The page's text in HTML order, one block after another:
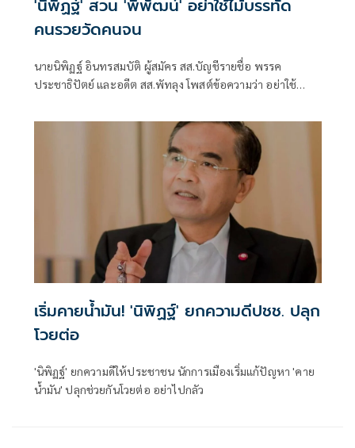
'นิพิฏฐ์' สวน 'พิพัฒน์' อย่าใช้ไม้บรรทัด
คนรวยวัดคนจน
นายนิพิฏฐ์ อินทรสมบัติ ผู้สมัคร สส.บัญชีรายชื่อ พรรค
ประชาธิปัตย์ และอดีต สส.พัทลุง โพสต์ข้อความว่า อย่าใช้
เริ่มคายน้ำมัน! 'นิพิฏฐ์' ยกความดีปชช. ปลุก
โวยต่อ
'นิพิฏฐ์' ยกความดีให้ประชาชน นักการเมืองเริ่มแก้ปัญหา 'คาย
น้ำมัน' ปลุกช่วยกันโวยต่อ อย่าไปกลัว